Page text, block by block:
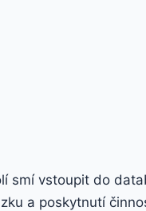
smí vstoupit do
a poskytnutí